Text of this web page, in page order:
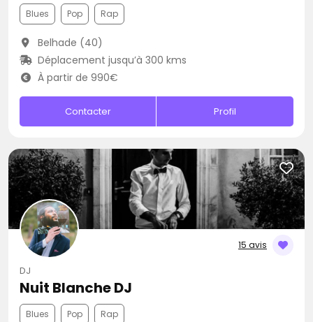
Blues Pop Rap
Belhade (40)
Déplacement jusqu’à 300 kms
À partir de 990€
Contacter Profil
15 avis
DJ
Nuit Blanche DJ
Blues Pop Rap